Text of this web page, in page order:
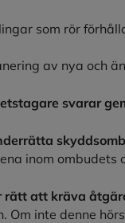
som rör
av nya och
svarar
inom ombudets
rätt att kräva
Om inte denne